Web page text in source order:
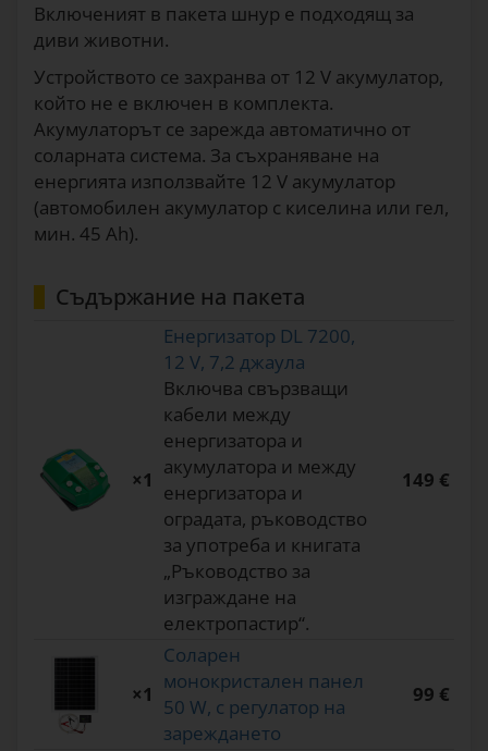
Включеният в пакета шнур е подходящ за
диви животни.
Устройството се захранва от 12 V акумулатор,
който не е включен в комплекта.
Акумулаторът се зарежда автоматично от
соларната система. За съхраняване на
енергията използвайте 12 V акумулатор
(автомобилен акумулатор с киселина или гел,
мин. 45 Ah).
Съдържание на пакета
×1
Енергизатор DL 7200,
12 V, 7,2 джаула
Включва свързващи
кабели между
енергизатора и
акумулатора и между
енергизатора и
оградата, ръководство
за употреба и книгата
„Ръководство за
изграждане на
електропастир“.
149 €
×1
Соларен
монокристален панел
50 W, с регулатор на
зареждането
99 €